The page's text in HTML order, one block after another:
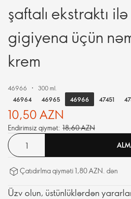
şaftalı ekstraktı
gigiyena üçün
krem
46966
300 ml.
46964
46965 46966 47451
10,50 AZN
Endirimsiz qiymət: 18,60 AZN
Çatıdırlma qiyməti 1,80 AZN. dən
Üzv olun, üstünlüklərdən